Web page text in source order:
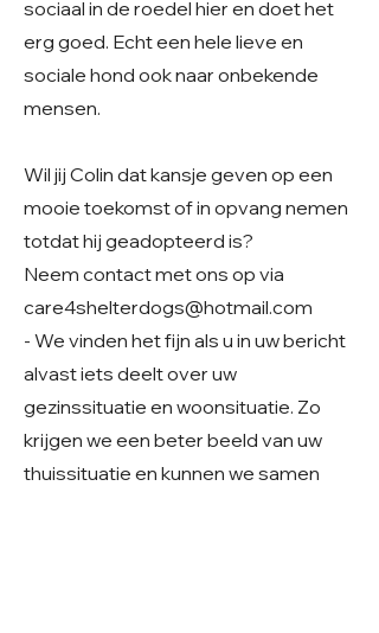
sociaal in de roedel hier en doet het
erg goed. Echt een hele lieve en
sociale hond ook naar onbekende
mensen.
Wil jij Colin dat kansje geven op een
mooie toekomst of in opvang nemen
totdat hij geadopteerd is?
Neem contact met ons op via
care4shelterdogs@hotmail.com
- We vinden het fijn als u in uw bericht
alvast iets deelt over uw
gezinssituatie en woonsituatie. Zo
krijgen we een beter beeld van uw
thuissituatie en kunnen we samen